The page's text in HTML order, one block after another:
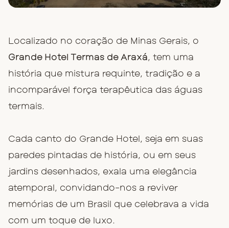
Localizado no coração de Minas Gerais, o
Grande Hotel Termas de Araxá, tem uma
história que mistura requinte, tradição e a
incomparável força terapêutica das águas
termais.
Cada canto do Grande Hotel, seja em suas
paredes pintadas de história, ou em seus
jardins desenhados, exala uma elegância
atemporal, convidando-nos a reviver
memórias de um Brasil que celebrava a vida
com um toque de luxo.